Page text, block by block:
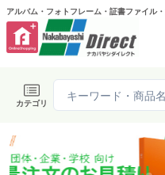
アルバム・フォトフレーム・証書ファイル
カテゴリ